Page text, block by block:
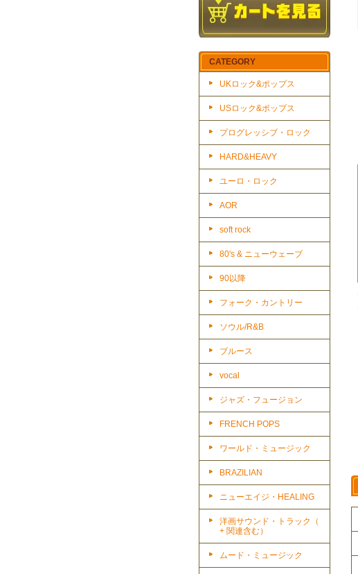
CATEGORY
UKロック&ポップス
USロック&ポップス
プログレッシブ・ロック
HARD&HEAVY
ユーロ・ロック
AOR
soft rock
80's & ニューウェーブ
90以降
フォーク・カントリー
ソウル/R&B
ブルース
vocal
ジャズ・フュージョン
FRENCH POPS
ワールド・ミュージック
BRAZILIAN
ニューエイジ・HEALING
洋画サウンド・トラック（
+ 関連含む）
ムード・ミュージック